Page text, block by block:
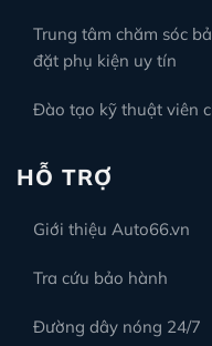
Trung tâm chăm sóc
đặt phụ kiện uy tín
Đào tạo kỹ thuật viên
HỖ TRỢ
Giới thiệu Auto66.vn
Tra cứu bảo hành
Đường dây nóng 24/7